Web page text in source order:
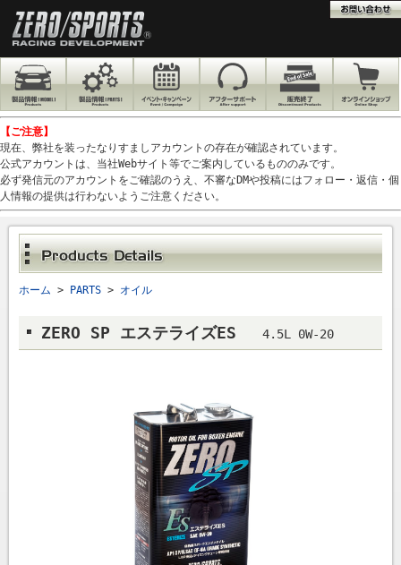
【ご注意】
現在、弊社を装ったなりすましアカウントの存在が確認されています。
公式アカウントは、当社Webサイト等でご案内しているもののみです。
必ず発信元のアカウントをご確認のうえ、不審なDMや投稿にはフォロー・返信・個
人情報の提供は行わないようご注意ください。
ホーム > PARTS> オイル
ZERO SP エステライズES 4.5L 0W-20